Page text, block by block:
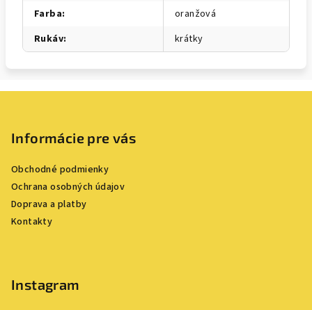
Farba:
oranžová
Rukáv: krátky
Informácie pre vás
Obchodné podmienky
Ochrana osobných údajov
Doprava a platby
Kontakty
Instagram